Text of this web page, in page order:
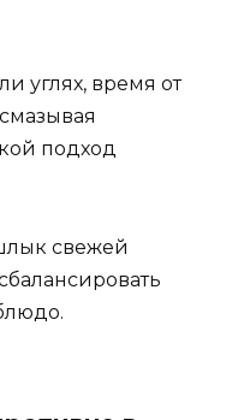
углях, время от
подход
свежей